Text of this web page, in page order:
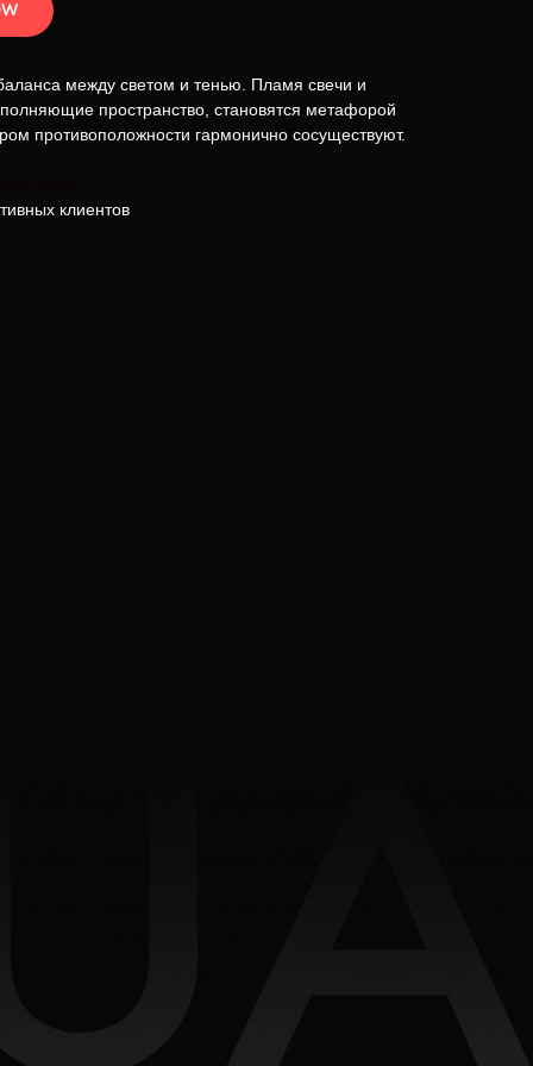
между светом и тенью. Пламя свечи и
пространство, становятся метафорой
противоположности гармонично сосуществуют.
клиентов